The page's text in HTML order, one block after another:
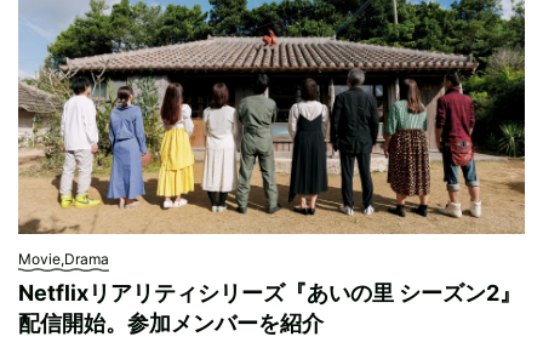
Movie,Drama
Netflixリアリティシリーズ『あいの里 シーズン2』
配信開始。参加メンバーを紹介